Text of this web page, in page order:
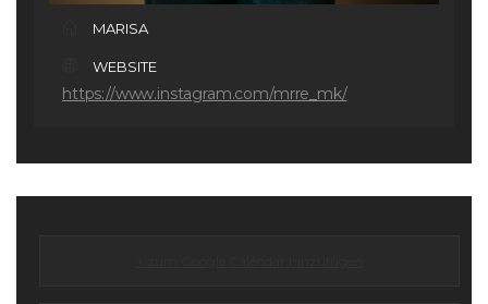
MARISA
WEBSITE
https://www.instagram.com/mrre_mk/